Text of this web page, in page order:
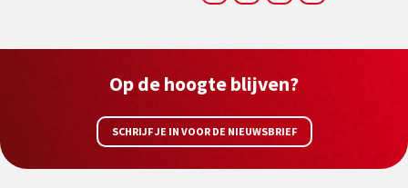
Op de hoogte blijven?
SCHRIJF JE IN VOOR DE NIEUWSBRIEF